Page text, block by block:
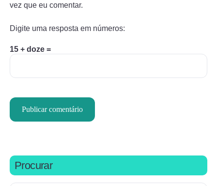
vez que eu comentar.
Digite uma resposta em números:
15 + doze =
Procurar